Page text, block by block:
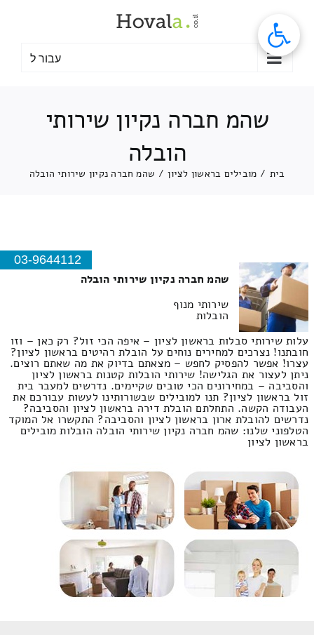
עבור ל
שהמ חברה נקיון שירותי
הובלה
בית / מובילים בראשון לציון / שהמ חברה נקיון שירותי הובלה
03-9644112
שהמ חברה נקיון שירותי הובלה
שירותי מנוף
הובלות
עלות שירותי סבלות בראשון לציון – איפה הכי זול? רק כאן – וזו
חובתנו! נצרכים למחירים נוחים על הובלת רהיטים בראשון לציון?
עצרו! אפשר להפסיק לחפש – מצאתם בדיוק את מה שאתם רוצים.
ניתן לעצור את הגלישה! שירותי הובלות קטנות בראשון לציון
והסביבה – במחירונים הכי טובים שקיימים. נדרשים למעבר בית
זול בראשון לציון? תנו למובילים שבשורותינו לעשות עבורכם את
העבודה הקשה. התחלתם הובלת דירה בראשון לציון והסביבה?
נדרשים להובלת ארון בראשון לציון והסביבה? התקשרו אל המוקד
הטלפוני שלנו: שהמ חברה נקיון שירותי הובלה הובלות מובילים
בראשון לציון